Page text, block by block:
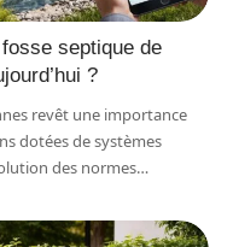
septique de
?
revêt une importance
dotées de systèmes
des normes…